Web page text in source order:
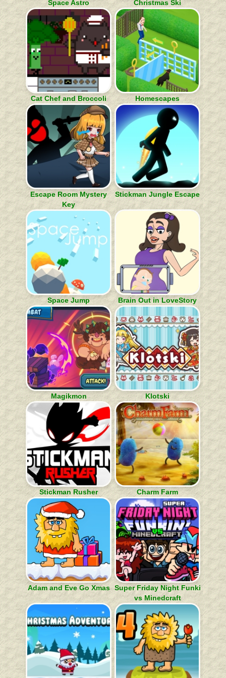
Space Astro Christmas Ski
Cat Chef and Broccoli Homescapes
Escape Room Mystery
Key
Stickman Jungle Escape
Space Jump Brain Out in LoveStory
Magikmon Klotski
Stickman Rusher Charm Farm
Adam and Eve Go Xmas Super Friday Night Funki
vs Minedcraft